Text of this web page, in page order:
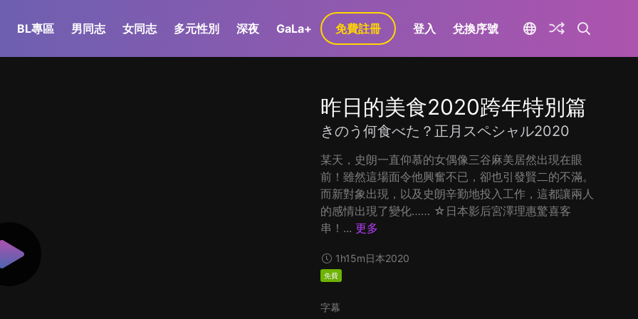
BL專區 男同志 女同志 多元性別 深夜 GaLa+ 免費註冊 登入 兌換序號
昨日的美食2020跨年特別篇
きのう何食べた？正月スペシャル2020
某天，史朗一直仰慕的女偶像三谷麻美居然出現在眼
前！雖然這場面令他興奮不已，卻也引發賢二的不滿。
而新對象出現，以及史朗辛勤地投入工作，這都讓兩人
的感情出現了變化…… ☆日本影后宮澤理惠驚喜客
串！... 更多
1h15m日本2020
免費
字幕